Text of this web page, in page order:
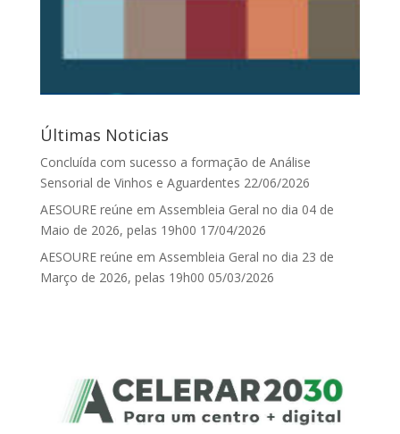
Últimas Noticias
Concluída com sucesso a formação de Análise
Sensorial de Vinhos e Aguardentes 22/06/2026
AESOURE reúne em Assembleia Geral no dia 04 de
Maio de 2026, pelas 19h00 17/04/2026
AESOURE reúne em Assembleia Geral no dia 23 de
Março de 2026, pelas 19h00 05/03/2026